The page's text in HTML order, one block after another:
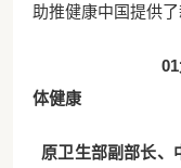
助推健康中国提供了
01
体健康
原卫生部副部长、